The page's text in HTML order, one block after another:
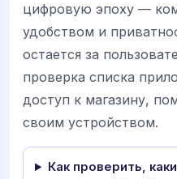
цифровую эпоху —
удобством и
остается за
проверка списка
доступ к магазину,
своим устройством.
Как проверить,